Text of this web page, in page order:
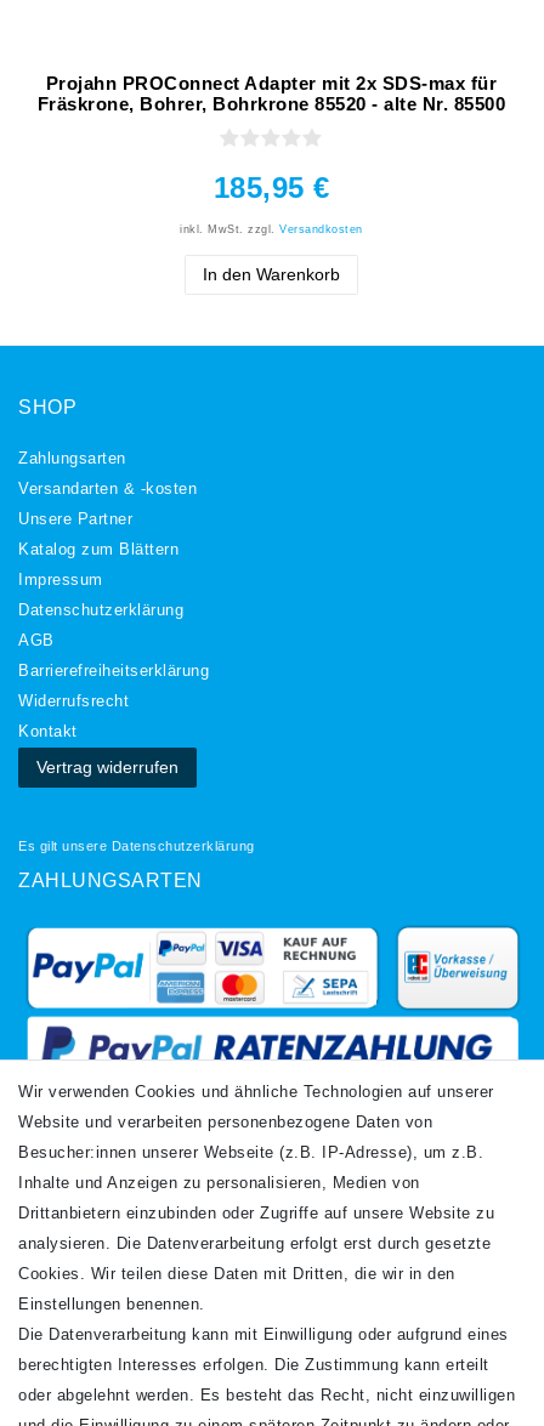
Projahn PROConnect Adapter mit 2x SDS-max für
Fräskrone, Bohrer, Bohrkrone 85520 - alte Nr. 85500
185,95 €
inkl. MwSt. zzgl.Versandkosten
In den Warenkorb
SHOP
Zahlungsarten
Versandarten & -kosten
Unsere Partner
Katalog zum Blättern
Impressum
Daten­schutz­erklärung
AGB
Barrierefreiheitserklärung
Widerrufs­recht
Kontakt
Vertrag widerrufen
Es gilt unsere Datenschutzerklärung
ZAHLUNGSARTEN
VERSANDARTEN
Newsletter
Honig
Wir verwenden Cookies und ähnliche Technologien auf unserer
Website und verarbeiten personenbezogene Daten von
Besucher:innen unserer Webseite (z.B. IP-Adresse), um z.B.
Inhalte und Anzeigen zu personalisieren, Medien von
Drittanbietern einzubinden oder Zugriffe auf unsere Website zu
analysieren. Die Datenverarbeitung erfolgt erst durch gesetzte
Cookies. Wir teilen diese Daten mit Dritten, die wir in den
Einstellungen benennen.
Die Datenverarbeitung kann mit Einwilligung oder aufgrund eines
berechtigten Interesses erfolgen. Die Zustimmung kann erteilt
oder abgelehnt werden. Es besteht das Recht, nicht einzuwilligen